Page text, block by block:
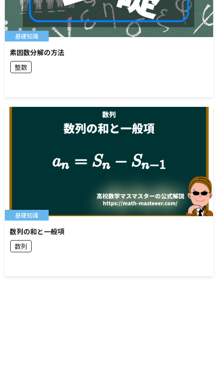
素因数分解の方法
整数
基礎知識
数列の和と一般項
数列
基礎知識